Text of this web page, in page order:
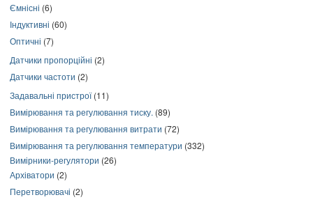
Ємнісні (6)
Індуктивні (60)
Оптичні (7)
Датчики пропорційні (2)
Датчики частоти (2)
Задавальні пристрої(11)
Вимірювання та регулювання тиску. (89)
Вимірювання та регулювання витрати (72)
Вимірювання та регулювання температури (332)
Вимірники-регулятори (26)
Архіватори (2)
Перетворювачі (2)